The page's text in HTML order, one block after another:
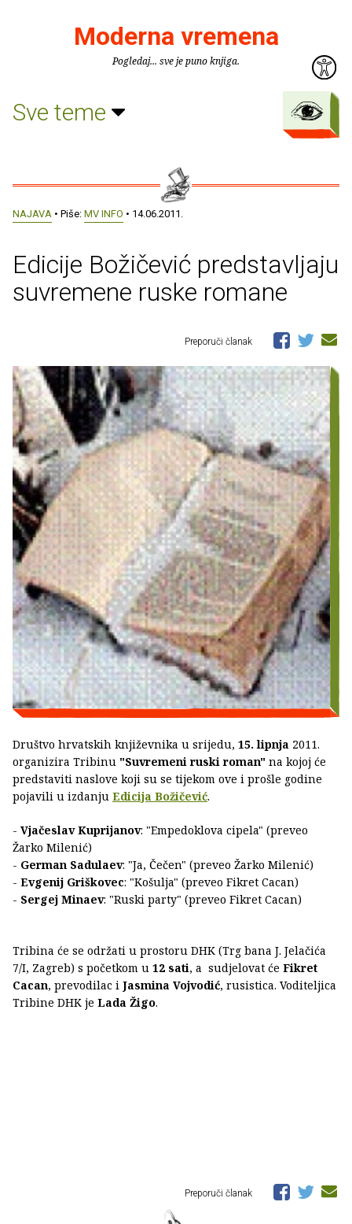
Moderna vremena
Pogledaj... sve je puno knjiga.
Sve teme
NAJAVA • Piše: MV INFO • 14.06.2011.
Edicije Božičević predstavljaju
suvremene ruske romane
Preporuči članak
Društvo hrvatskih književnika u srijedu, 15. lipnja 2011.
organizira Tribinu "Suvremeni ruski roman" na kojoj će
predstaviti naslove koji su se tijekom ove i prošle godine
pojavili u izdanju Edicija Božičević.
- Vjačeslav Kuprijanov: "Empedoklova cipela" (preveo
Žarko Milenić)
- German Sadulaev: "Ja, Čečen" (preveo Žarko Milenić)
- Evgenij Griškovec: "Košulja" (preveo Fikret Cacan)
- Sergej Minaev: "Ruski party" (preveo Fikret Cacan)
Tribina će se održati u prostoru DHK (Trg bana J. Jelačića
7/I, Zagreb) s početkom u 12 sati, a sudjelovat će Fikret
Cacan, prevodilac i Jasmina Vojvodić, rusistica. Voditeljica
Tribine DHK je Lada Žigo.
Preporuči članak